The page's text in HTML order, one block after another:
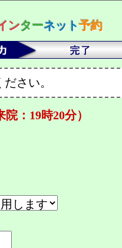
ンターネット予約
さい。
院：19時20分）